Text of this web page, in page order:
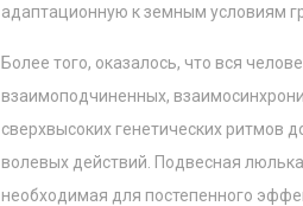
адаптационную к земным условиям
Более того, оказалось, что вся
взаимоподчиненных,
сверхвысоких генетических ритмов
волевых действий. Подвесная
необходимая для постепенного